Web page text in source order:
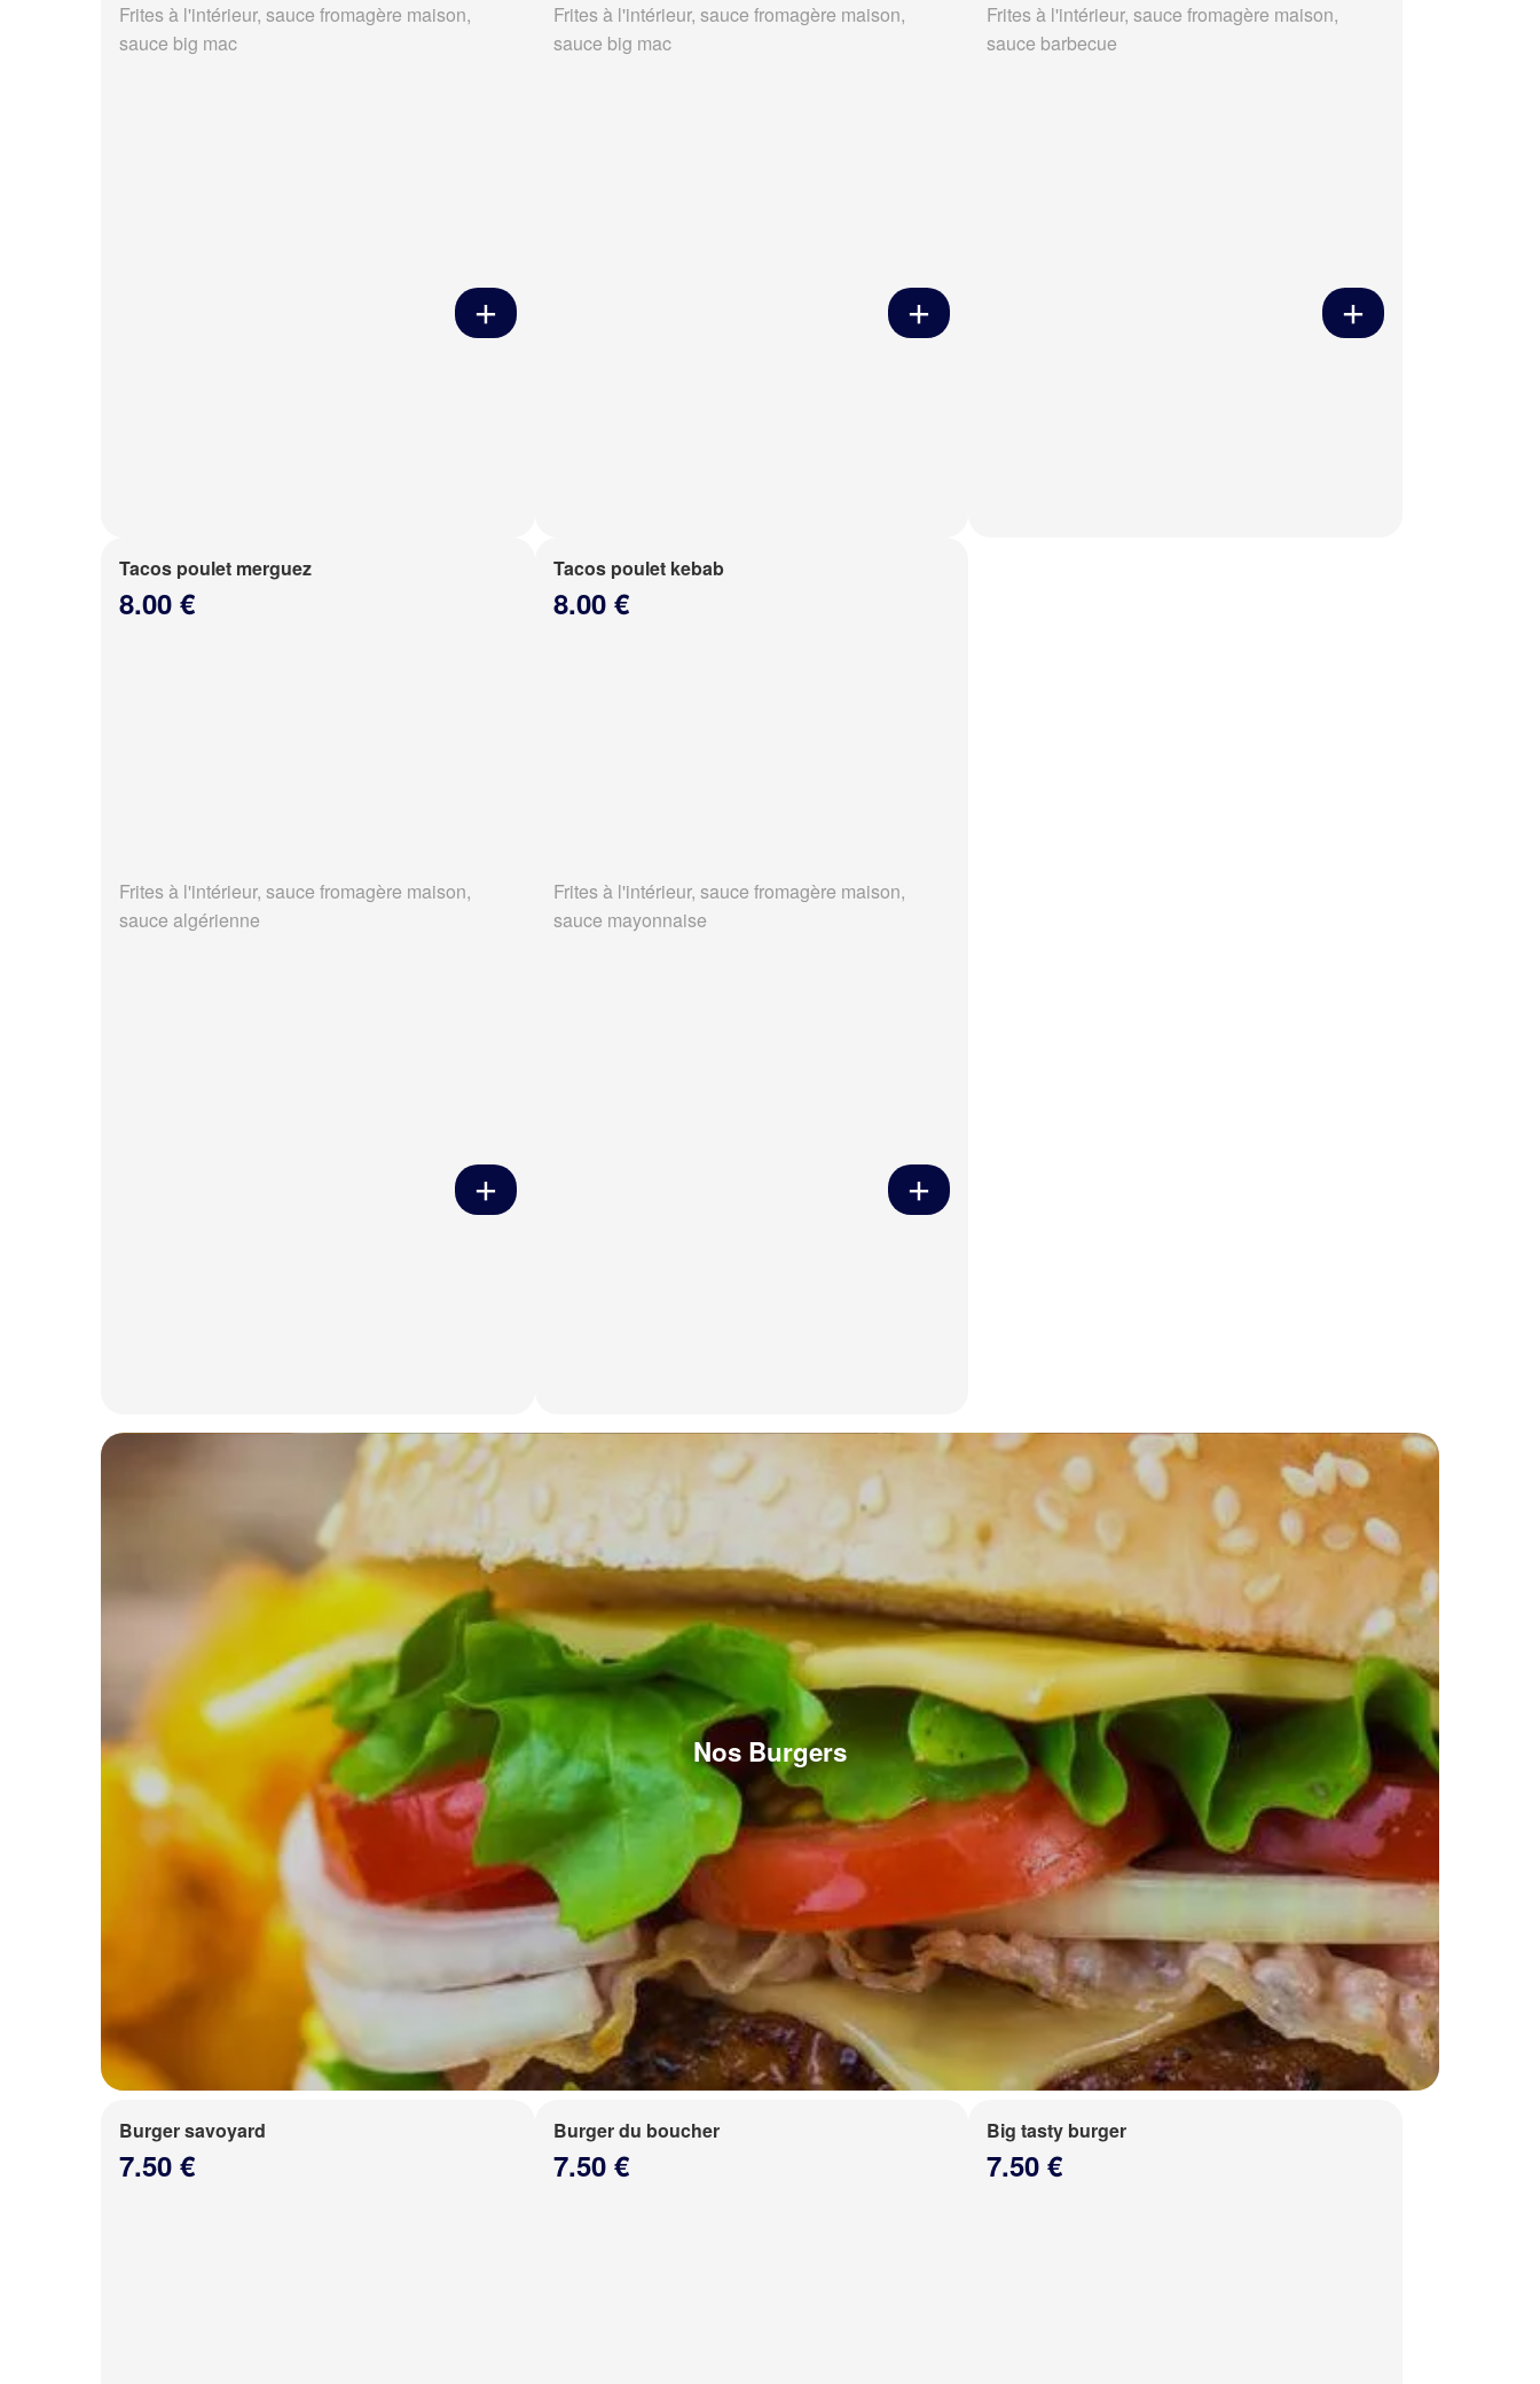
Frites à l'intérieur, sauce fromagère maison,
sauce big mac
Frites à l'intérieur, sauce fromagère maison,
sauce big mac
Frites à l'intérieur, sauce fromagère maison,
sauce barbecue
Tacos poulet merguez
8.00 €
Frites à l'intérieur, sauce fromagère maison,
sauce algérienne
Tacos poulet kebab
8.00 €
Frites à l'intérieur, sauce fromagère maison,
sauce mayonnaise
Nos Burgers
Burger savoyard
7.50 €
Burger du boucher
7.50 €
Big tasty burger
7.50 €